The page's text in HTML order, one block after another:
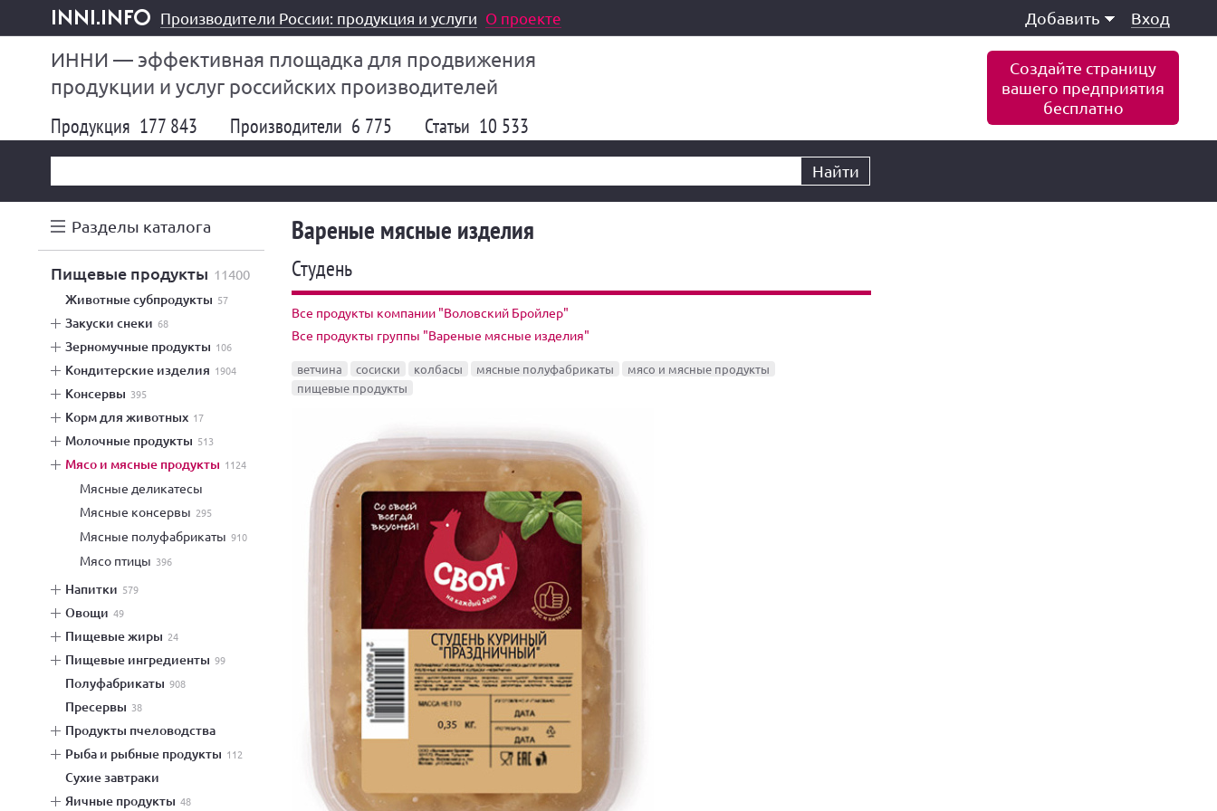
inni.info
Производители России: продукция и услуги О проекте Добавить Вход
ИННИ — эффективная площадка для продвижения
продукции и услуг российских производителей
Создайте страницу
вашего предприятия
бесплатно
Продукция 177 843 Производители 6 775 Статьи 10 533
Найти
Разделы каталога
пищевые продукты 11400
животные субпродукты 57
закуски снеки 68
зерномучные продукты 106
кондитерские изделия 1904
консервы 395
корм для животных 17
молочные продукты 513
мясо и мясные продукты 1124
мясные деликатесы
Мясные консервы 295
мясные полуфабрикаты 910
мясо птицы 396
напитки 579
овощи 49
пищевые жиры 24
пищевые ингредиенты 99
полуфабрикаты 908
пресервы 38
продукты пчеловодства
рыба и рыбные продукты 112
сухие завтраки
яичные продукты 48
Вареные мясные изделия
Студень
Все продукты компании "Воловский Бройлер"
Все продукты группы "Вареные мясные изделия"
ветчина сосиски колбасы мясные полуфабрикаты
мясо и мясные продукты
пищевые продукты